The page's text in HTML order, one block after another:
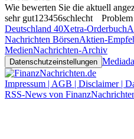
Wie bewerten Sie die aktuell
sehr gut1 23456schlecht
Deutschland 40Xetra-Orderbuch
Nachrichten BörsenAktien-
MedienNachrichten-Archiv
Datenschutzeinstellungen
Impressum | AGB | Disclaimer |
RSS-News von